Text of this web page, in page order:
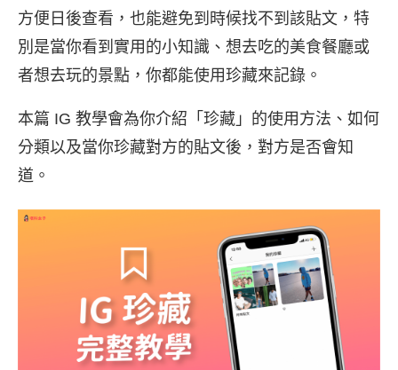
方便日後查看，也能避免到時候找不到該貼文，特
別是當你看到實用的小知識、想去吃的美食餐廳或
者想去玩的景點，你都能使用珍藏來記錄。
本篇 IG 教學會為你介紹「珍藏」的使用方法、如何
分類以及當你珍藏對方的貼文後，對方是否會知
道。